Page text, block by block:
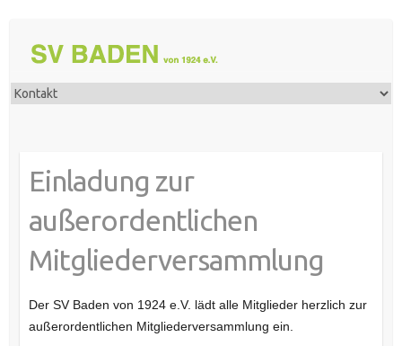
Einladung zur
außerordentlichen
Mitgliederversammlung
Der SV Baden von 1924 e.V. lädt alle Mitglieder herzlich zur
außerordentlichen Mitgliederversammlung ein.